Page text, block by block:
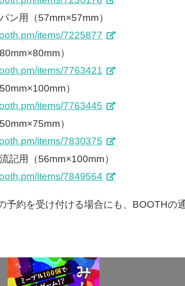
ン用（57mm×57mm）
items/7225877
）
items/7763421
）
items/7763445
）
items/7830375
記用（56mm×100mm）
items/7849564
約を受け付ける場合にも、BOOTHの